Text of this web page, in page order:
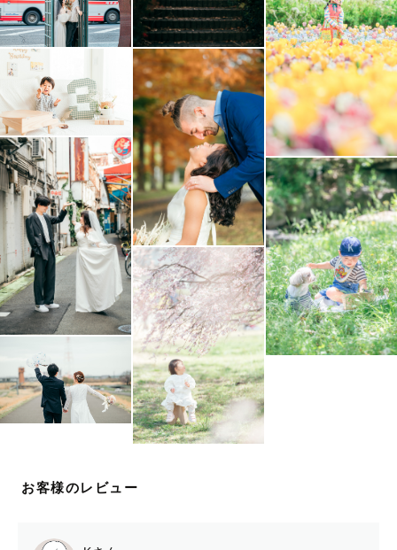
お客様のレビュー